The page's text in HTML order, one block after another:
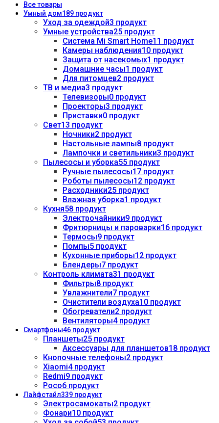
Всетовары
Умный дом189 продукт
Уход за одеждой3 продукт
Умные устройства25 продукт
Система Mi Smart Home11 продукт
Камеры наблюдения10 продукт
Защита от насекомых1 продукт
Домашние часы1 продукт
Для питомцев2 продукт
ТВ и медиа3 продукт
Телевизоры0 продукт
Проекторы3 продукт
Приставки0 продукт
Свет13 продукт
Ночники2 продукт
Настольные лампы8 продукт
Лампочки и светильники3 продукт
Пылесосы и уборка55 продукт
Ручные пылесосы17 продукт
Роботы пылесосы12 продукт
Расходники25 продукт
Влажная уборка1 продукт
Кухня58 продукт
Электрочайники9 продукт
Фритюрницы и пароварки16 продукт
Термосы9 продукт
Помпы5 продукт
Кухонные приборы12 продукт
Блендеры7 продукт
Контроль климата31 продукт
Фильтры8 продукт
Увлажнители7 продукт
Очистители воздуха10 продукт
Обогреватели2 продукт
Вентиляторы4 продукт
Смартфоны46 продукт
Планшеты25 продукт
Аксессуары для планшетов18 продукт
Кнопочные телефоны2 продукт
Xiaomi4 продукт
Redmi9 продукт
Poco6 продукт
Лайфстайл339 продукт
Электросамокаты2 продукт
Фонари10 продукт